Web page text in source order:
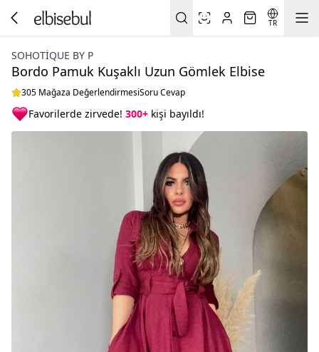
TR
SOHOTIQUE BY P
Bordo Pamuk Kuşaklı Uzun Gömlek Elbise
305 Mağaza DeğerlendirmesiSoru Cevap
Favorilerde zirvede! 300+ kişi bayıldı!